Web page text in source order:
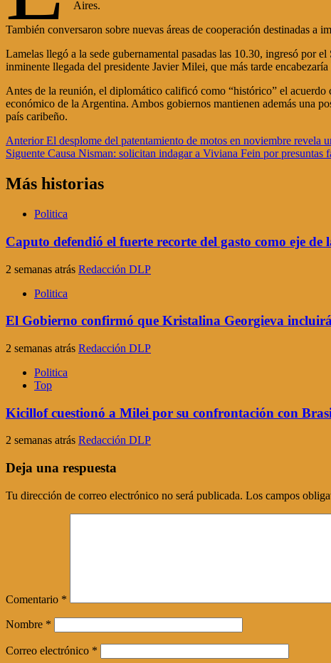
Aires.
También conversaron sobre nuevas áreas de cooperación destinadas
Lamelas llegó a la sede gubernamental pasadas las 10.30, ingresó por
inminente llegada del presidente Javier Milei, que más tarde
Antes de la reunión, el diplomático calificó como “histórico” el
económico de la Argentina. Ambos gobiernos mantienen además una
país caribeño.
Navegación
de
entradas
AnteriorEl desplome del patentamiento de motos en noviembre revela
Siguente Causa Nisman: solicitan indagar a Viviana Fein por presuntas
Más historias
Politica
Caputo defendió el fuerte recorte del gasto como eje de
2 semanas atrás Redacción DLP
Politica
El Gobierno confirmó que Kristalina Georgieva
2 semanas atrás Redacción DLP
Politica
Top
Kicillof cuestionó a Milei por su confrontación con
2 semanas atrás Redacción DLP
Deja una respuesta
Tu dirección de correo electrónico no será publicada. Los campos
Comentario *
Nombre *
Correo electrónico *